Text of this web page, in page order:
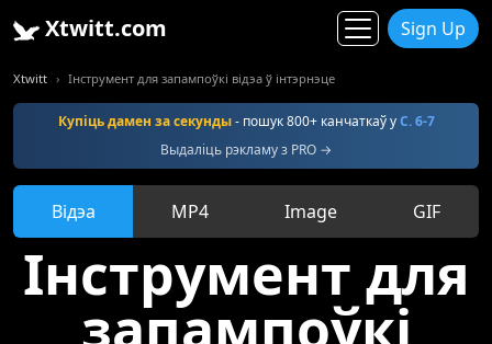
Xtwitt.com Sign Up
Xtwitt Інструмент для запампоўкі відэа ў інтэрнэце
Купіць дамен за секунды- пошук 800+ канчаткаў уС. 6-7
Выдаліць рэкламу з PRO →
Відэа MP4 Image GIF
Інструмент для
запампоўкі